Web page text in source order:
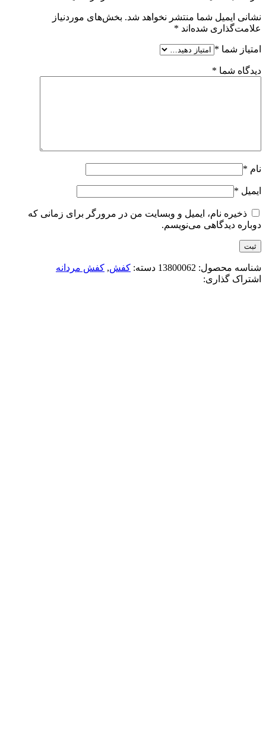
نشانی ایمیل شما منتشر نخواهد شد. بخش‌های موردنیاز
علامت‌گذاری شده‌اند *
امتیاز شما *
دیدگاه شما *
نام *
ایمیل *
ذخیره نام، ایمیل و وبسایت من در مرورگر برای زمانی که
دوباره دیدگاهی می‌نویسم.
شناسه محصول: 13800062 دسته: کفش, کفش مردانه
اشتراک گذاری: